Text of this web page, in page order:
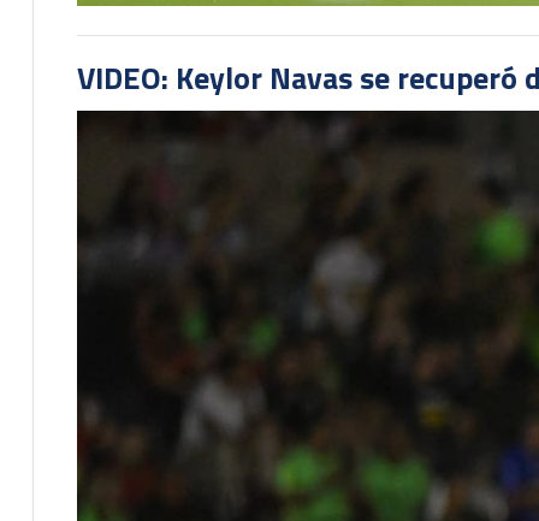
VIDEO: Keylor Navas se